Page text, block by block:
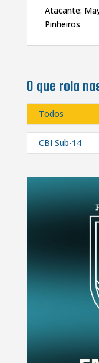
Atacante:
Pinheiros
O que rola
Todos
CBI Sub-14